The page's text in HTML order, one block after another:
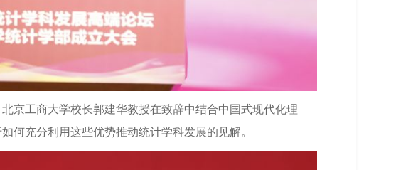
京工商大学校长郭建华教授在致辞中结合中国式现代化理
何充分利用这些优势推动统计学科发展的见解。